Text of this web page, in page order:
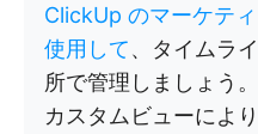
ClickUp のマーケテ
使用して、タイムラ
所で管理しましょう
カスタムビューによ